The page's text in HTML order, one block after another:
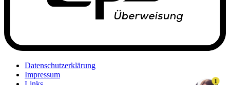
Datenschutzerklärung
Impressum
1